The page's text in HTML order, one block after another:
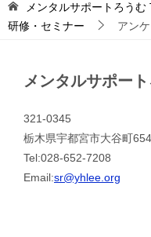
メンタルサポートろうむ
研修・セミナー
アン
メンタルサポー
321-0345
栃木県宇都宮市大谷町
Tel:028-652-7208
Email:sr@yhlee.org